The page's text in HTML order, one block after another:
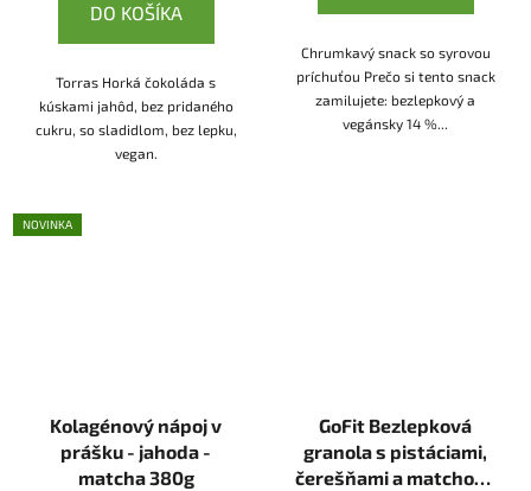
DO KOŠÍKA
Torras Horká čokoláda s
kúskami jahôd, bez pridaného
cukru, so sladidlom, bez lepku,
vegan.
Chrumkavý snack so syrovou
príchuťou Prečo si tento snack
zamilujete: bezlepkový a
vegánsky 14 %...
NOVINKA
Kolagénový nápoj v
prášku - jahoda -
matcha 380g
GoFit Bezlepková
granola s pistáciami,
čerešňami a matchou -